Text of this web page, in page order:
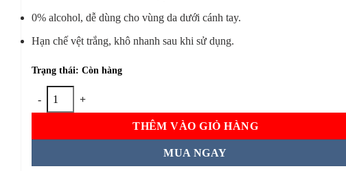
0% alcohol, dễ dùng cho vùng da dưới cánh tay.
Hạn chế vệt trắng, khô nhanh sau khi sử dụng.
Trạng thái: Còn hàng
Lăn khử mùi nam LOreal Men Expert Carbon Protect 5in1 72H 50ml của
THÊM VÀO GIỎ HÀNG
MUA NGAY